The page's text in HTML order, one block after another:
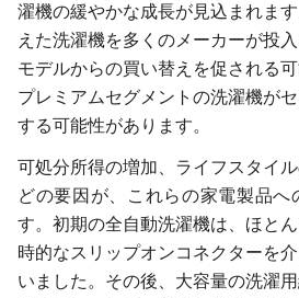
濯機の緩やかな成長が見込まれま
えた洗濯機を多くのメーカーが投
モデルからの買い替えを促される
プレミアムセグメントの洗濯機が
する可能性があります。
可処分所得の増加、ライフスタイ
どの要因が、これらの家電製品へ
す。初期の全自動洗濯機は、ほと
時的なスリップオンコネクターを
いました。その後、大容量の洗濯